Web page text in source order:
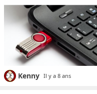
Kenny Il y a 8 ans